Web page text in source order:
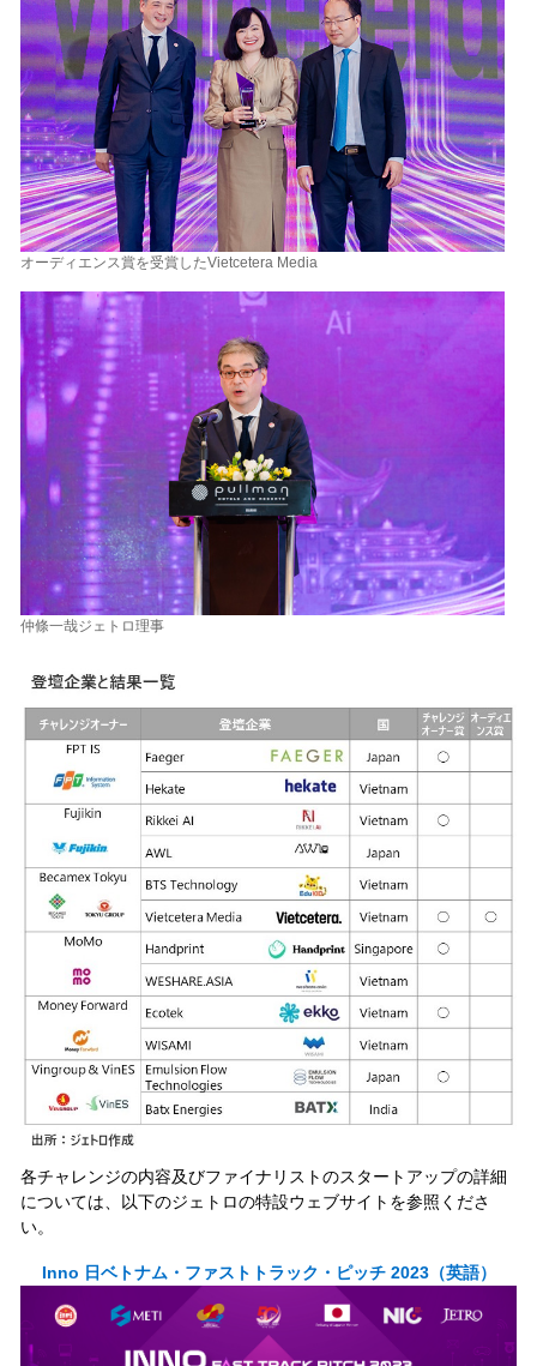
オーディエンス賞を受賞したVietcetera Media
仲條一哉ジェトロ理事
各チャレンジの内容及びファイナリストのスタートアップの詳細
については、以下のジェトロの特設ウェブサイトを参照くださ
い。
Inno 日ベトナム・ファストトラック・ピッチ 2023（英語）